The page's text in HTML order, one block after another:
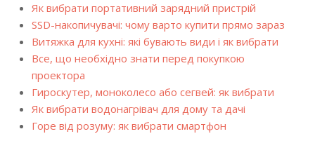
Як вибрати портативний зарядний пристрій
SSD-накопичувачі: чому варто купити прямо зараз
Витяжка для кухні: які бувають види і як вибрати
Все, що необхідно знати перед покупкою
проектора
Гироскутер, моноколесо або сегвей: як вибрати
Як вибрати водонагрівач для дому та дачі
Горе від розуму: як вибрати смартфон